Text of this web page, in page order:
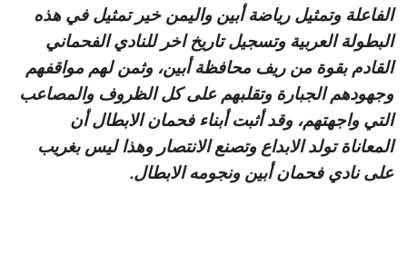
الفاعلة وتمثيل رياضة أبين واليمن خير تمثيل في هذه
البطولة العربية وتسجيل تاريخ اخر للنادي الفحماني
القادم بقوة من ريف محافظة أبين، وثمن لهم مواقفهم
وجهودهم الجبارة وتقلبهم على كل الظروف والمصاعب
التي واجهتهم، وقد أثبت أبناء فحمان الابطال أن
المعاناة تولد الابداع وتصنع الانتصار وهذا ليس بغريب
على نادي فحمان أبين ونجومه الابطال.